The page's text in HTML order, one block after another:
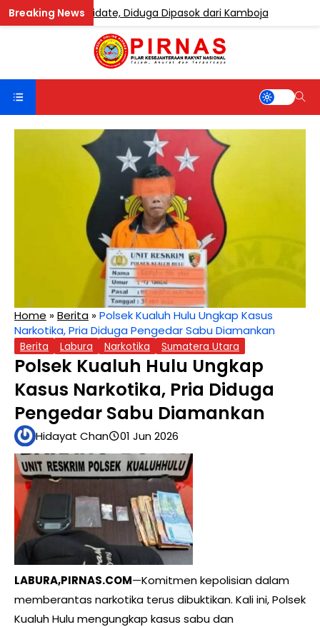
Etomidate, Diduga Dipasok dari Kamboja
Home »Berita »Polsek Kualuh Hulu Ungkap Kasus
Narkotika, Pria Diduga Pengedar Sabu Diamankan
Berita Labura Narkotika Sumatera Utara
Polsek Kualuh Hulu Ungkap
Kasus Narkotika, Pria Diduga
Pengedar Sabu Diamankan
Hidayat Chan 01 Jun 2026
LABURA,PIRNAS.COM—Komitmen kepolisian dalam
memberantas narkotika terus dibuktikan. Kali ini, Polsek
Kualuh Hulu mengungkap kasus sabu dan